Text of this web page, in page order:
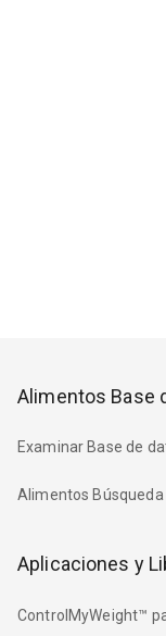
Alimentos Base
Examinar Base de
Alimentos Búsqueda
Aplicaciones y
ControlMyWeight™